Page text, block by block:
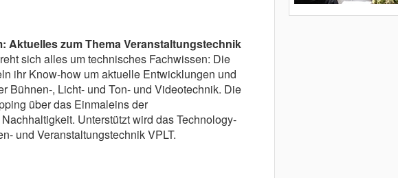
Aktuelles zum Thema Veranstaltungstechnik
sich alles um technisches Fachwissen: Die
ihr Know-how um aktuelle Entwicklungen und
Bühnen-, Licht- und Ton- und Videotechnik. Die
über das Einmaleins der
Unterstützt wird das Technology-
und Veranstaltungstechnik VPLT.